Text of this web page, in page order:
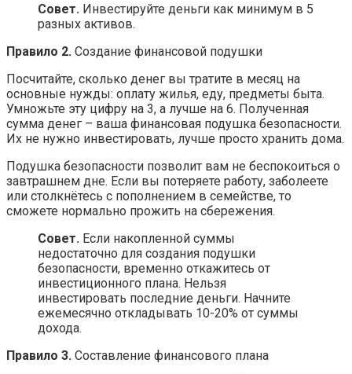
Совет. Инвестируйте деньги как минимум в 5
разных активов.
Правило 2. Создание финансовой подушки
Посчитайте, сколько денег вы тратите в месяц на
основные нужды: оплату жилья, еду, предметы быта.
Умножьте эту цифру на 3, а лучше на 6. Полученная
сумма денег – ваша финансовая подушка безопасности.
Их не нужно инвестировать, лучше просто хранить дома.
Подушка безопасности позволит вам не беспокоиться о
завтрашнем дне. Если вы потеряете работу, заболеете
или столкнётесь с пополнением в семействе, то
сможете нормально прожить на сбережения.
Совет. Если накопленной суммы
недостаточно для создания подушки
безопасности, временно откажитесь от
инвестиционного плана. Нельзя
инвестировать последние деньги. Начните
ежемесячно откладывать 10-20% от суммы
дохода.
Правило 3. Составление финансового плана